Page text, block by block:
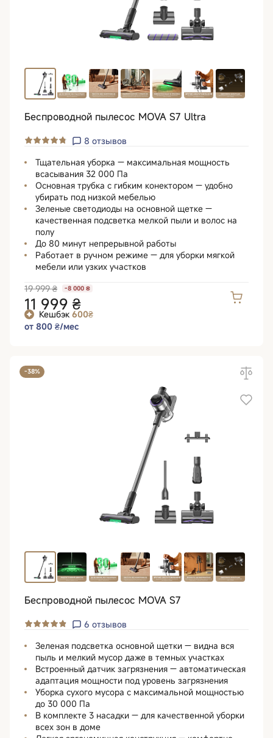
Беспроводной пылесос MOVA S7 Ultra
8 отзывов
Тщательная уборка — максимальная мощность
всасывания 32 000 Па
Основная трубка с гибким конектором — удобно
убирать под низкой мебелью
Зеленые светодиоды на основной щетке —
качественная подсветка мелкой пыли и волос на
полу
До 80 минут непрерывной работы
Работает в ручном режиме — для уборки мягкой
мебели или узких участков
19 999 ₴
-8 000 ₴
11 999 ₴
Кешбэк 600₴
от 800 ₴/мес
-38%
Беспроводной пылесос MOVA S7
6 отзывов
Зеленая подсветка основной щетки — видна вся
пыль и мелкий мусор даже в темных участках
Встроенный датчик загрязнения — автоматическая
адаптация мощности под уровень загрязнения
Уборка сухого мусора с максимальной мощностью
до 30 000 Па
В комплекте 3 насадки — для качественной уборки
всех зон в доме